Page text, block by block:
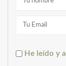
He leído y